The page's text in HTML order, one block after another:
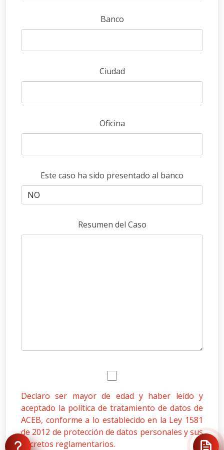
Banco
Ciudad
Oficina
Este caso ha sido presentado al banco
Resumen del Caso
Declaro ser mayor de edad y haber leído y
aceptado la política de tratamiento de datos de
ACEB, conforme a lo establecido en la Ley 1581
de 2012 de protección de datos personales y sus
decretos reglamentarios.